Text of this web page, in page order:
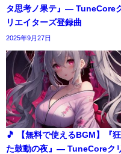
タ思考ノ果テ』― TuneCore
リエイターズ登録曲
2025年9月27日
🎵 【無料で使えるBGM】『
た鼓動の夜』― TuneCoreク